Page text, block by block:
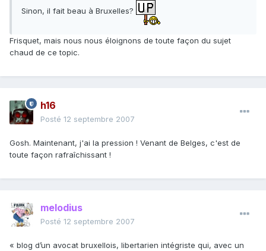
Sinon, il fait beau à Bruxelles?
Frisquet, mais nous nous éloignons de toute façon du sujet
chaud de ce topic.
h16
Posté 12 septembre 2007
Gosh. Maintenant, j'ai la pression ! Venant de Belges, c'est de
toute façon rafraîchissant !
melodius
Posté 12 septembre 2007
« blog d’un avocat bruxellois, libertarien intégriste qui, avec un